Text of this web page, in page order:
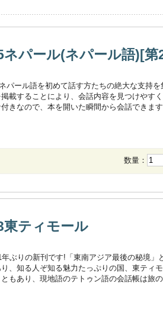
パール(ネパール語)[第
パール語を初めて話す方たちの絶大な支持
載することにより、会話内容を見つけやす
きなので、本を開いた瞬間から会話できます
数量：
東ティモール
年ぶりの新刊です!「東南アジア最後の秘境
、知る人ぞ知る魅力たっぷりの国、東ティ
もあり、現地語のテトゥン語の会話帳は旅